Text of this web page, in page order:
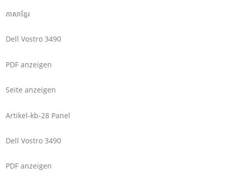
ភាសាខ្មែរ
Dell Vostro 3490
PDF anzeigen
Seite anzeigen
Artikel-kb-28 Panel
Dell Vostro 3490
PDF anzeigen